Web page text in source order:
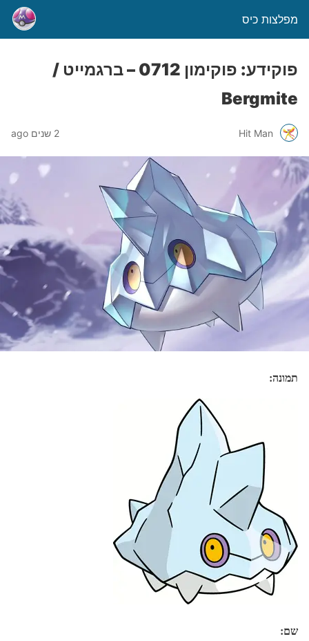
מפלצות כיס
פוקידע: פוקימון 0712 – ברגמייט /
Bergmite
Hit Man 2 שנים ago
תמונה:
שם: